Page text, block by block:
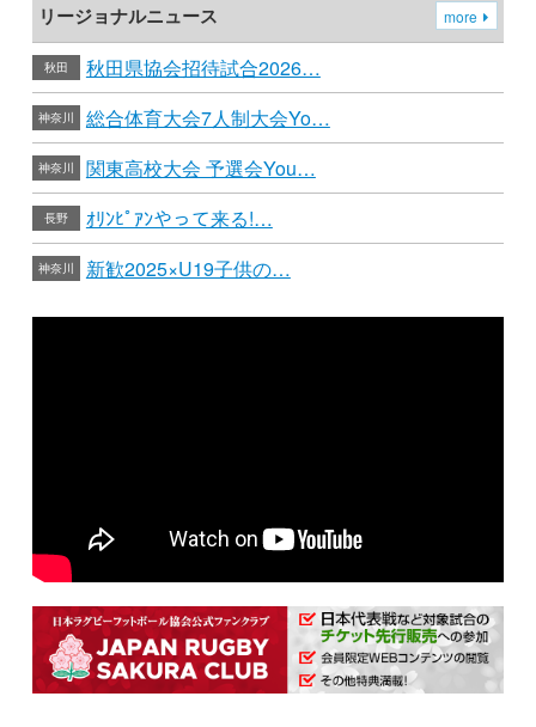
リージョナルニュース more
秋田 秋田県協会招待試合2026…
神奈川 総合体育大会7人制大会Yo…
神奈川 関東高校大会 予選会You…
長野 ｵﾘﾝﾋﾟｱﾝやって来る!…
神奈川 新歓2025×U19子供の…